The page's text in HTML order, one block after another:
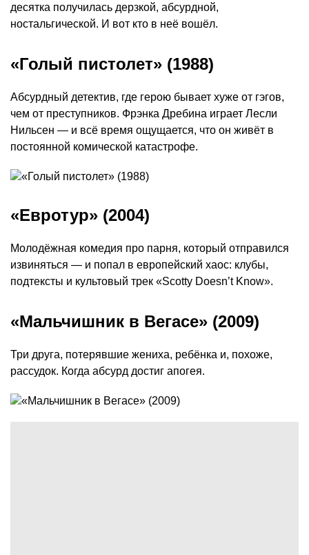
десятка получилась дерзкой, абсурдной,
ностальгической. И вот кто в неё вошёл.
«Голый пистолет» (1988)
Абсурдный детектив, где герою бывает хуже от гэгов,
чем от преступников. Фрэнка Дребина играет Лесли
Нильсен — и всё время ощущается, что он живёт в
постоянной комической катастрофе.
«Евротур» (2004)
Молодёжная комедия про парня, который отправился
извиняться — и попал в европейский хаос: клубы,
подтексты и культовый трек «Scotty Doesn’t Know».
«Мальчишник в Вегасе» (2009)
Три друга, потерявшие жениха, ребёнка и, похоже,
рассудок. Когда абсурд достиг апогея.